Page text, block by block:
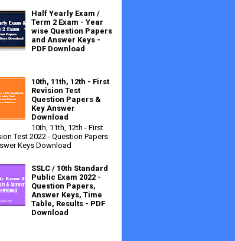
Half Yearly Exam /
Term 2 Exam - Year
wise Question Papers
and Answer Keys -
PDF Download
10th, 11th, 12th - First
Revision Test
Question Papers &
Key Answer
Download
10th, 11th, 12th - First
Test 2022 - Question Papers
Keys Download
SSLC / 10th Standard
Public Exam 2022 -
Question Papers,
Answer Keys, Time
Table, Results - PDF
Download